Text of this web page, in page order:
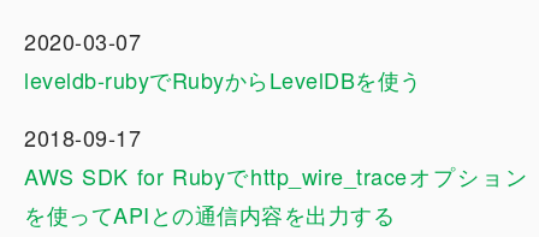
2020-03-07
leveldb-rubyでRubyからLevelDBを使う
2018-09-17
AWS SDK for Rubyでhttp_wire_traceオプション
を使ってAPIとの通信内容を出力する